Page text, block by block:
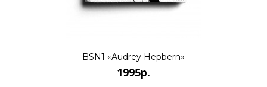
1995р.
BSN1 «Audrey Hepbern»
1995р.